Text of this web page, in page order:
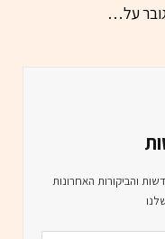
על…
והביקורות האחרונות